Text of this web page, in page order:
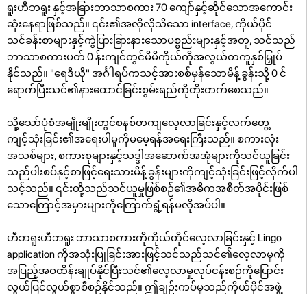
ရူးဟီဘရူး နှင့်အခြားဘာသာစကား 70 ကျော်နှင့်ဆိုင်သောအကောင်း
ဆုံးနေရာဖြစ်သည်။ ၎င်း၏အလိုလိုသိသော interface, ကိုယ်ပိုင်
သင်ခန်းစာများနှင့်ကွဲပြားခြားနားသောပစ္စည်းများနှင့်အတူ, သင်သည်
ဘာသာစကားပတ် 0 န်းကျင်တွင်မိမိကိုယ်ကိုအလွယ်တကူနှစ်မြှုပ်
နိုင်သည်။ "ရေဒီယို" အင်္ဂါရပ်ကသင့်အားစစ်မှန်သောမိန့်ခွန်းသို့ 0 င်
ရောက်ပြီးသင်၏နားထောင်ခြင်းစွမ်းရည်ကိုတိုးတက်စေသည်။
သို့သော်ပုံစံအမျိုးမျိုးတွင်စနစ်တကျလေ့လာခြင်းနှင့်လက်တွေ့
ကျင့်သုံးခြင်း၏အရေးပါမှုကိုမမေ့ရန်အရေးကြီးသည်။ စကားလုံး
အသစ်များ, စကားစုများနှင့်သဒ္ဒါအဆောက်အအုံများကိုသင်ယူခြင်း
သည်ပါးစပ်နှင့်စာဖြင့်ရေးသားမိန့်ခွန်းများကိုကျင့်သုံးခြင်းဖြင့်လိုက်ပါ
သင့်သည်။ ၎င်းတို့သည်သင်ယူမှုဖြစ်စဉ်၏အဓိကအစိတ်အပိုင်းဖြစ်
သောကြောင့်အမှားများကိုကြောက်ရွံ့ရန်မလိုအပ်ပါ။
ဟီဘရူးဟီဘရူး ဘာသာစကားကိုကိုယ်တိုင်လေ့လာခြင်းနှင့် Lingo
application ကိုအသုံးပြုခြင်းအားဖြင့်သင်သည်သင်၏လေ့လာမှုကို
အပြည့်အဝထိန်းချုပ်နိုင်ပြီးသင်၏လေ့လာမှုလုပ်ငန်းစဉ်ကိုပြောင်း
လွယ်ပြင်လွယ်စွာစီစဉ်နိုင်သည်။ ဤချဉ်းကပ်မှုသည်ကိုယ်ပိုင်အဖွဲ့